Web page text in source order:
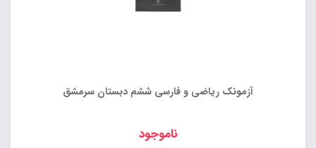
آزمونک ریاضی و فارسی ششم دبستان سرمشق
ناموجود